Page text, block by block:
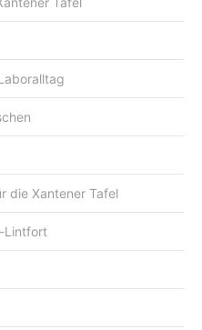
die Xantener Tafel
Lintfort